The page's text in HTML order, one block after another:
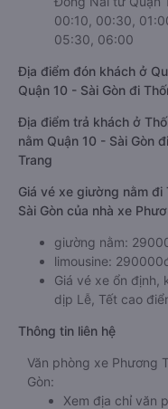
00:10, 00:30,
05:30, 06:00
Địa điểm đón khách ở
Quận 10 - Sài Gòn đi
Địa điểm trả khách ở
nằm Quận 10 - Sài Gòn
Trang
Giá vé xe giường nằm
Sài Gòn của nhà xe
giường nằm:
limousine:
Giá vé xe ổn
dịp Lễ, Tết cao
Thông tin liên hệ
Văn phòng xe Phương
Gòn:
Xem địa chỉ văn